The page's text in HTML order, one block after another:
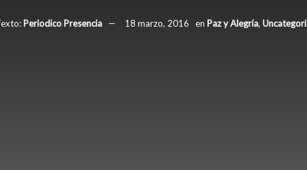
Periodico Presencia 18 marzo, 2016 en Paz y Alegría,